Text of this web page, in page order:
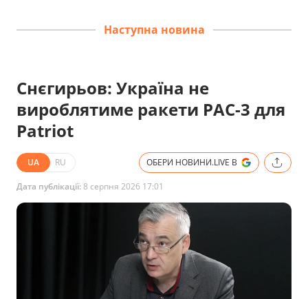
Наступна новина
Снєгирьов: Україна не
вироблятиме ракети PAC-3 для
Patriot
UA RU ОБЕРИ НОВИНИ.LIVE В
Дата публікації:8 серпня 2026 17:01